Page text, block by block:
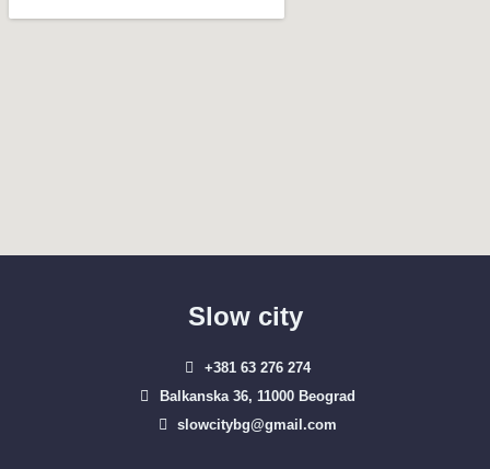
Slow city
+381 63 276 274​
Balkanska 36, 11000 Beograd​
slowcitybg@gmail.com